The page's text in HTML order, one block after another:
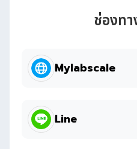
ช่องท
Mylabscale
Line